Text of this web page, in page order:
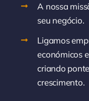
A nossa
seu negócio.
Ligamos
económicos
criando
crescimento.